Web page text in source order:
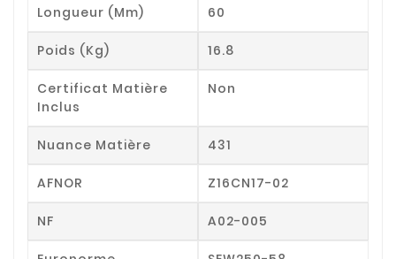
Longueur (mm) 60
Poids (kg) 16.8
Certificat Matière
Inclus
Non
Nuance Matière 431
AFNOR Z16CN17-02
NF A02-005